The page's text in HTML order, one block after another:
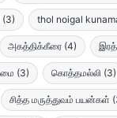
(3) thol noigal
அகத்திக்கீரை (4)
(3) கொத்தமல்லி (3)
சித்த மருத்துவம் பயன்கள்